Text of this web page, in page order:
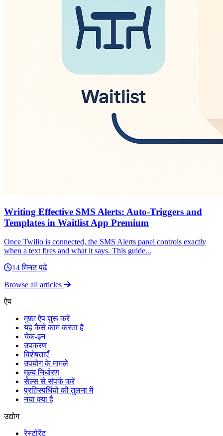
Writing Effective SMS Alerts: Auto-Triggers and
Templates in Waitlist App Premium
Once Twilio is connected, the SMS Alerts panel controls exactly
when a text fires and what it says. This guide...
14 मिनट पढ़ें
Browse all articles
ऐप
मुफ़्त ऐप शुरू करें
यह कैसे काम करता है
चेक-इन
उपकरण
विशेषताएँ
उपयोग के मामले
मूल्य निर्धारण
सेल्स से संपर्क करें
प्रतिस्पर्धियों की तुलना में
नया क्या है
उद्योग
रेस्टोरेंट